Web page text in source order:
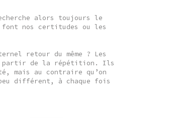
alors toujours le
font nos certitudes ou les
retour du même ? Les
à partir de la répétition. Ils
mais au contraire qu’on
différent, à chaque fois